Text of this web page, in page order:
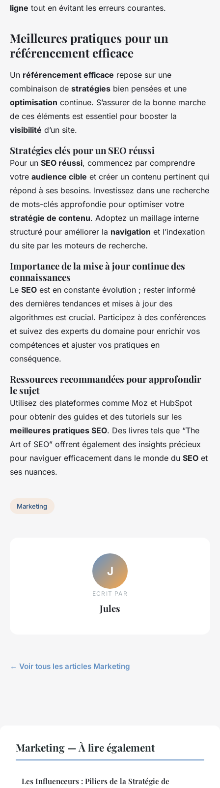
ligne tout en évitant les erreurs courantes.
Meilleures pratiques pour un
référencement efficace
Un référencement efficace repose sur une
combinaison de stratégies bien pensées et une
optimisation continue. S’assurer de la bonne marche
de ces éléments est essentiel pour booster la
visibilité d’un site.
Stratégies clés pour un SEO réussi
Pour un SEO réussi, commencez par comprendre
votre audience cible et créer un contenu pertinent qui
répond à ses besoins. Investissez dans une recherche
de mots-clés approfondie pour optimiser votre
stratégie de contenu. Adoptez un maillage interne
structuré pour améliorer la navigation et l’indexation
du site par les moteurs de recherche.
Importance de la mise à jour continue des
connaissances
Le SEO est en constante évolution ; rester informé
des dernières tendances et mises à jour des
algorithmes est crucial. Participez à des conférences
et suivez des experts du domaine pour enrichir vos
compétences et ajuster vos pratiques en
conséquence.
Ressources recommandées pour approfondir
le sujet
Utilisez des plateformes comme Moz et HubSpot
pour obtenir des guides et des tutoriels sur les
meilleures pratiques SEO. Des livres tels que “The
Art of SEO” offrent également des insights précieux
pour naviguer efficacement dans le monde du SEO et
ses nuances.
Marketing
J
ECRIT PAR
Jules
← Voir tous les articles Marketing
Marketing — À lire également
Les Influenceurs : Piliers de la Stratégie de